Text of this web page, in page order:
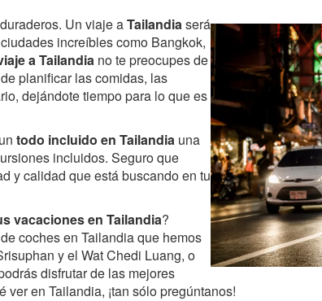
Un viaje aTailandiaserá
increíbles como Bangkok,
a Tailandia no te preocupes de
planificar las comidas, las
dejándote tiempo para lo que es
todo incluido en Tailandia una
incluidos. Seguro que
y calidad que está buscando en tu
vacaciones en Tailandia?
coches en Tailandia que hemos
y el Wat Chedi Luang, o
disfrutar de las mejores
en Tailandia, ¡tan sólo pregúntanos!